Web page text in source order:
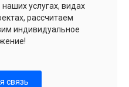
услугах, видах
рассчитаем
индивидуальное
связь